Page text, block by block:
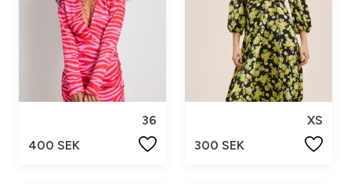
36
400 SEK
XS
300 SEK